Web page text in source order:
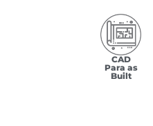
CAD
Para as
Built